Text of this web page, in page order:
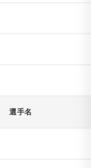
選手名